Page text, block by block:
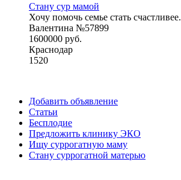
Стану сур мамой
Хочу помочь семье стать счастливее.
Валентина №57899
1600000 руб.
Краснодар
1520
Добавить объявление
Статьи
Бесплодие
Предложить клинику ЭКО
Ищу суррогатную маму
Стану суррогатной матерью